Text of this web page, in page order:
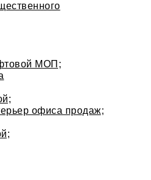
МОП;
офиса продаж;